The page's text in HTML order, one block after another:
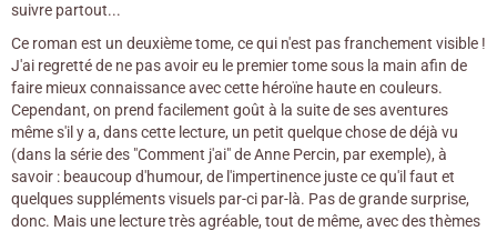
suivre partout...
Ce roman est un deuxième tome, ce qui n'est pas franchement visible !
J'ai regretté de ne pas avoir eu le premier tome sous la main afin de
faire mieux connaissance avec cette héroïne haute en couleurs.
Cependant, on prend facilement goût à la suite de ses aventures
même s'il y a, dans cette lecture, un petit quelque chose de déjà vu
(dans la série des "Comment j'ai" de Anne Percin, par exemple), à
savoir : beaucoup d'humour, de l'impertinence juste ce qu'il faut et
quelques suppléments visuels par-ci par-là. Pas de grande surprise,
donc. Mais une lecture très agréable, tout de même, avec des thèmes